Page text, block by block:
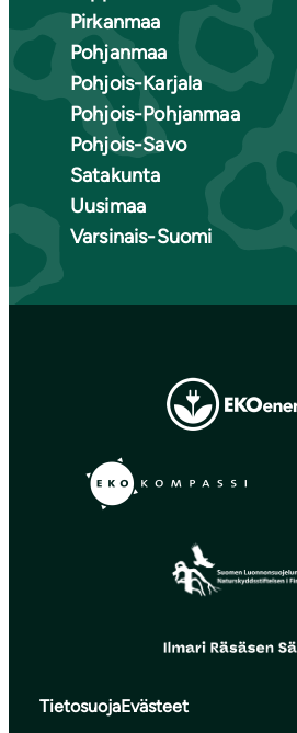
Pirkanmaa
Pohjanmaa
Pohjois-Karjala
Pohjois-Pohjanmaa
Pohjois-Savo
Satakunta
Uusimaa
Varsinais-Suomi
TietosuojaEvästeet